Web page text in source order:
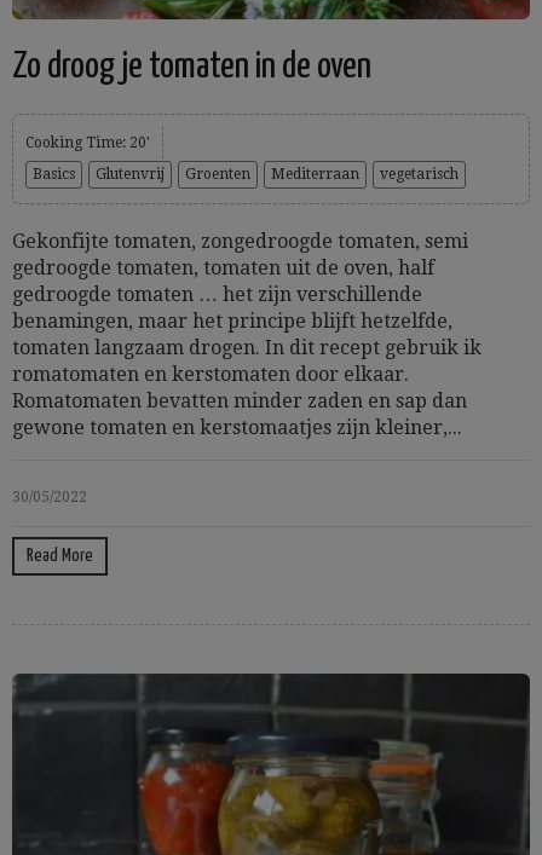
Zo droog je tomaten in de oven
Cooking Time: 20'
Basics
Glutenvrij Groenten Mediterraan vegetarisch
Gekonfijte tomaten, zongedroogde tomaten, semi
gedroogde tomaten, tomaten uit de oven, half
gedroogde tomaten … het zijn verschillende
benamingen, maar het principe blijft hetzelfde,
tomaten langzaam drogen. In dit recept gebruik ik
romatomaten en kerstomaten door elkaar.
Romatomaten bevatten minder zaden en sap dan
gewone tomaten en kerstomaatjes zijn kleiner,...
30/05/2022
Read More